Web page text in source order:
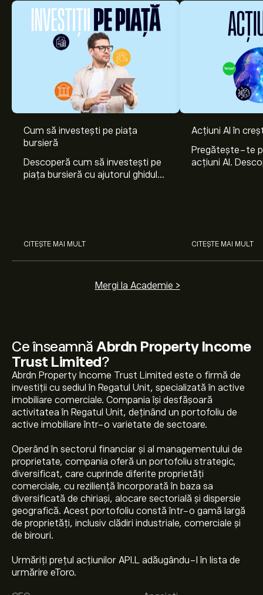
Ce înseamnă Abrdn Property Income
Trust Limited?
Abrdn Property Income Trust Limited este o firmă de
investiții cu sediul în Regatul Unit, specializată în active
imobiliare comerciale. Compania își desfășoară
activitatea în Regatul Unit, deținând un portofoliu de
active imobiliare într-o varietate de sectoare.
Operând în sectorul financiar și al managementului de
proprietate, compania oferă un portofoliu strategic,
diversificat, care cuprinde diferite proprietăți
comerciale, cu reziliență încorporată în baza sa
diversificată de chiriași, alocare sectorială și dispersie
geografică. Acest portofoliu constă într-o gamă largă
de proprietăți, inclusiv clădiri industriale, comerciale și
de birouri.
Urmăriți prețul acțiunilor API.L adăugându-l în lista de
urmărire eToro.
Cum să investești pe piața
bursieră
Descoperă cum să investești pe
piața bursieră cu ajutorul ghidului
CITEȘTE MAI MULT
Acțiuni AI în
Pregătește-te
acțiuni AI.
CITEȘTE MAI MULT
Mergi la Academie >
Prețul actual al acțiunilor API.L este 1.600‎p‎.